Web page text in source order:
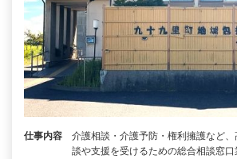
仕事内容
介護相談・介護予防・権利擁護など
談や支援を受けるための総合相談窓